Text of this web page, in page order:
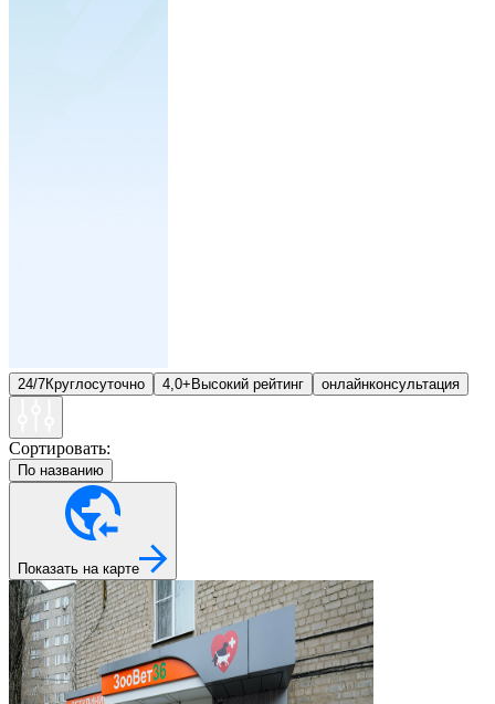
24/7Круглосуточно 4,0+ Высокий рейтинг онлайнконсультация
Сортировать:
По названию
Показать на карте